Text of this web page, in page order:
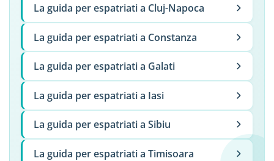
La guida per espatriati a Cluj-Napoca
La guida per espatriati a Constanza
La guida per espatriati a Galati
La guida per espatriati a Iasi
La guida per espatriati a Sibiu
La guida per espatriati a Timisoara